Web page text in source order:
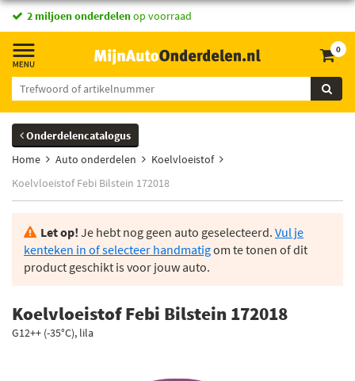
vandaag besteld,morgen in huis *
2 miljoen onderdelenop voorraad
0
Onderdelencatalogus
Home
Auto onderdelen
Koelvloeistof
Koelvloeistof Febi Bilstein 172018
Let op! Je hebt nog geen auto geselecteerd. Vul je
kenteken in of selecteer handmatigom te tonen of dit
product geschikt is voor jouw auto.
Koelvloeistof Febi Bilstein 172018
G12++ (-35°C), lila